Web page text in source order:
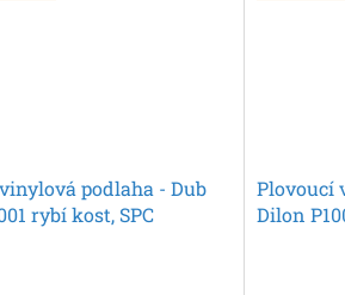
podlaha - Dub
rybí kost, SPC
Plovoucí
Dilon